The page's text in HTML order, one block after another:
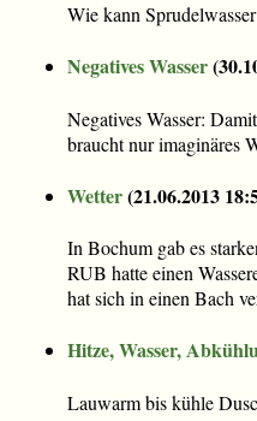
Wie kann
Negatives Wasser(
Negatives Wasser:
braucht nur imaginäres
Wetter(21.06.2013
In Bochum gab es
RUB hatte einen
hat sich in einen Bach
Hitze, Wasser,
Lauwarm bis kühle